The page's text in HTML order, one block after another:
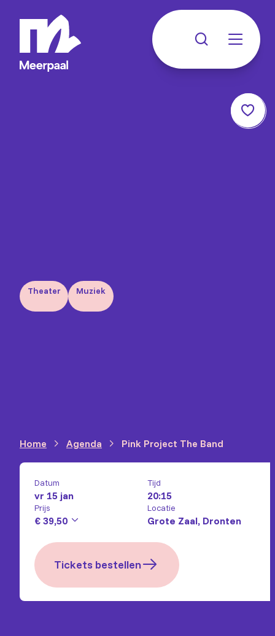
Theater Muziek
Home Agenda Pink Project The Band
Datum
vr 15 jan
Tijd
20:15
Prijs
€ 39,50
Locatie
Grote Zaal, Dronten
Tickets bestellen